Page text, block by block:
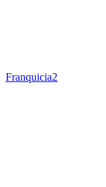
Franquicia2